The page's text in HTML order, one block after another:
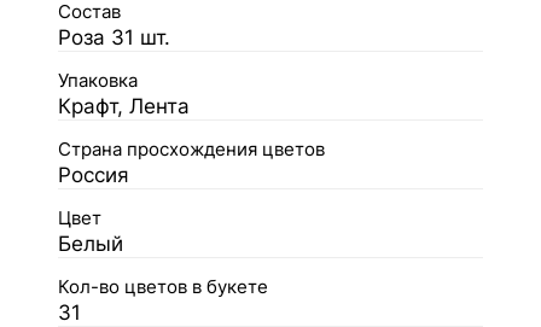
Состав
Роза 31 шт.
Упаковка
Крафт, Лента
Страна просхождения цветов
Россия
Цвет
Белый
Кол-во цветов в букете
31